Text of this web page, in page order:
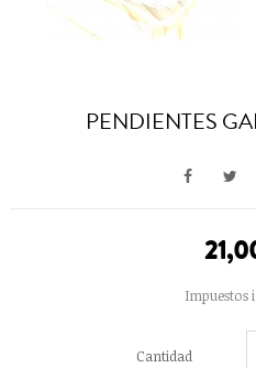
PENDIENTES
Impuestos
Cantidad